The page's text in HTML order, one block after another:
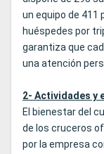
un equipo de 411
huéspedes por
garantiza que
una atención
2- Actividades y
El bienestar del
de los cruceros
por la empresa